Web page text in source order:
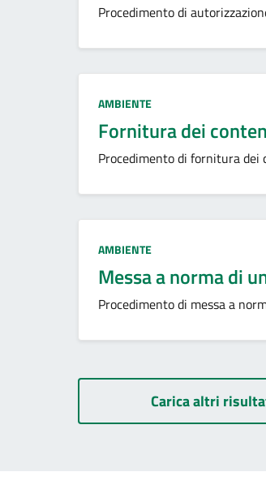
Procedimento di
Categoria:
AMBIENTE
Fornitura dei
Procedimento di fornitura
Categoria:
AMBIENTE
Messa a norma di
Procedimento di messa a
Carica altri